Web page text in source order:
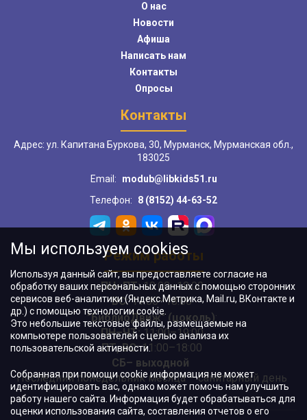
О нас
Новости
Афиша
Написать нам
Контакты
Опросы
Контакты
Адрес: ул. Капитана Буркова, 30, Мурманск, Мурманская обл.,
183025
Email:
modub@libkids51.ru
Телефон:
8 (8152) 44-63-52
Режим работы
ПН–ПТ:10:00–18:00
ВС:11:00–18:00
"БиблиоДвиж" (цоколь):
ПН–ЧТ:11:00–19:00
ПТ, ВС:11:00–18:00
СБ– выходной
Последний понедельник месяца – санитарный день
Мы используем cookies
Используя данный сайт, вы предоставляете согласие на
обработку ваших персональных данных с помощью сторонних
сервисов веб-аналитики (Яндекс.Метрика, Mail.ru, ВКонтакте и
др.) с помощью технологии cookie.
Это небольшие текстовые файлы, размещаемые на
компьютере пользователей с целью анализа их
пользовательской активности.
Собранная при помощи cookie информация не может
идентифицировать вас, однако может помочь нам улучшить
работу нашего сайта. Информация будет обрабатываться для
оценки использования сайта, составления отчетов о его